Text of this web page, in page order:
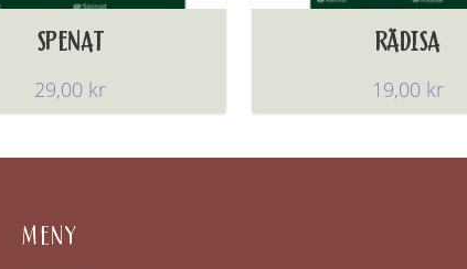
SPENAT
29,00 kr
RÄDISA
19,00 kr
MENY